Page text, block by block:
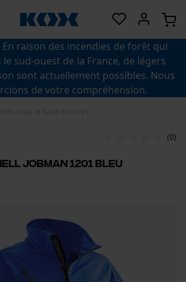
En raison des incendies de forêt qui
le sud-ouest de la France, de légers
sont actuellement possibles. Nous
de votre compréhension.
(0)
Jobman 1201 bleu